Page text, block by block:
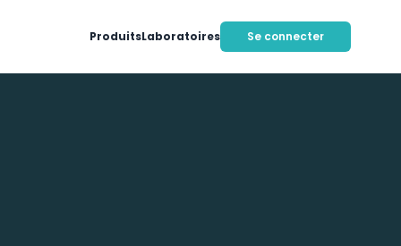
ProduitsLaboratoires Se connecter